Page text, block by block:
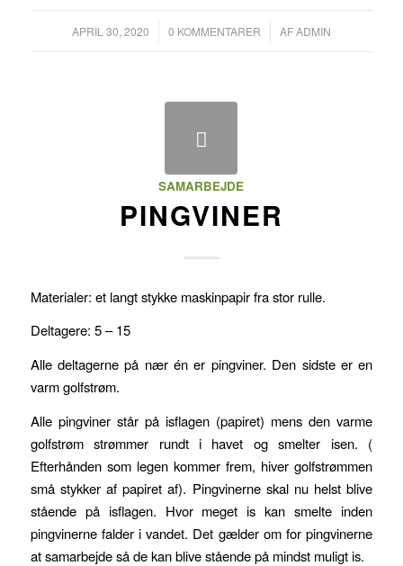
APRIL 30, 2020
/ 0 KOMMENTARER
/ AFADMIN
SAMARBEJDE
PINGVINER
Materialer: et langt stykke maskinpapir fra stor rulle.
Deltagere: 5 – 15
Alle deltagerne på nær én er pingviner. Den sidste er en
varm golfstrøm.
Alle pingviner står på isflagen (papiret) mens den varme
golfstrøm strømmer rundt i havet og smelter isen. (
Efterhånden som legen kommer frem, hiver golfstrømmen
små stykker af papiret af). Pingvinerne skal nu helst blive
stående på isflagen. Hvor meget is kan smelte inden
pingvinerne falder i vandet. Det gælder om for pingvinerne
at samarbejde så de kan blive stående på mindst muligt is.